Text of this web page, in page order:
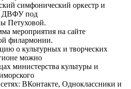
симфонический оркестр и
ДВФУ под
Петуховой.
мероприятия на сайте
филармонии.
о культурных и творческих
можно
министерства культуры и
ВКонтакте, Одноклассники и